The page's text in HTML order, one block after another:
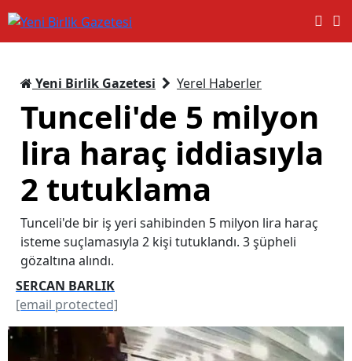
Yeni Birlik Gazetesi Yerel Haberler
Tunceli'de 5 milyon
lira haraç iddiasıyla
2 tutuklama
Tunceli'de bir iş yeri sahibinden 5 milyon lira haraç
isteme suçlamasıyla 2 kişi tutuklandı. 3 şüpheli
gözaltına alındı.
SERCAN BARLIK
[email protected]